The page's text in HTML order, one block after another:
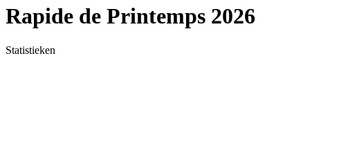
Rapide de Printemps 2026
Statistieken